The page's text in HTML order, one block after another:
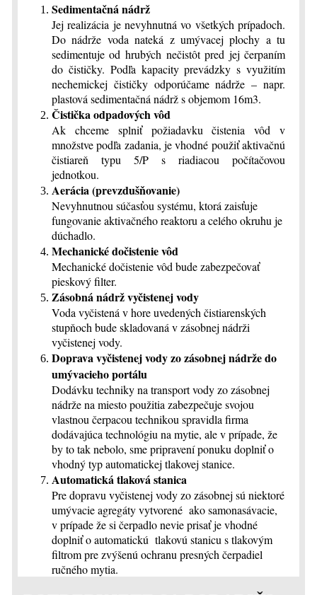
Sedimentačná nádrž
Jej realizácia je nevyhnutná vo všetkých prípadoch.
Do nádrže voda nateká z umývacej plochy a tu
sedimentuje od hrubých nečistôt pred jej čerpaním
do čističky. Podľa kapacity prevádzky s využitím
nechemickej čističky odporúčame nádrže – napr.
plastová sedimentačná nádrž s objemom 16m3.
Čistička odpadových vôd
Ak chceme splniť požiadavku čistenia vôd v
množstve podľa zadania, je vhodné použiť aktivačnú
čistiareň typu 5/P s riadiacou počítačovou
jednotkou.
Aerácia (prevzdušňovanie)
Nevyhnutnou súčasťou systému, ktorá zaisťuje
fungovanie aktivačného reaktoru a celého okruhu je
dúchadlo.
Mechanické dočistenie vôd
Mechanické dočistenie vôd bude zabezpečovať
pieskový filter.
Zásobná nádrž vyčistenej vody
Voda vyčistená v hore uvedených čistiarenských
stupňoch bude skladovaná v zásobnej nádrži
vyčistenej vody.
Doprava vyčistenej vody zo zásobnej nádrže do
umývacieho portálu
Dodávku techniky na transport vody zo zásobnej
nádrže na miesto použitia zabezpečuje svojou
vlastnou čerpacou technikou spravidla firma
dodávajúca technológiu na mytie, ale v prípade, že
by to tak nebolo, sme pripravení ponuku doplniť o
vhodný typ automatickej tlakovej stanice.
Automatická tlaková stanica
Pre dopravu vyčistenej vody zo zásobnej sú niektoré
umývacie agregáty vytvorené ako samonasávacie,
v prípade že si čerpadlo nevie prisať je vhodné
doplniť o automatickú tlakovú stanicu s tlakovým
filtrom pre zvýšenú ochranu presných čerpadiel
ručného mytia.